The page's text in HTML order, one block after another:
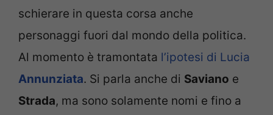
schierare in questa corsa anche
personaggi fuori dal mondo della politica.
Al momento è tramontata l’ipotesi di Lucia
Annunziata. Si parla anche di Saviano e
Strada, ma sono solamente nomi e fino a